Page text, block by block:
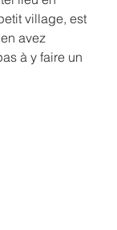
village, est
avez
à y faire un